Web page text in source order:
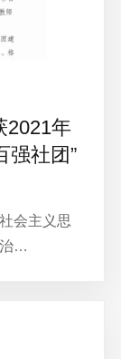
2021年
强社团”
会主义思
治…